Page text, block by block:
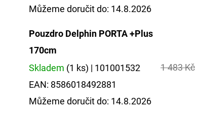
Můžeme doručit do: 14.8.2026
Pouzdro Delphin PORTA +Plus
170cm
Skladem (1 ks) | 101001532
EAN: 8586018492881
Můžeme doručit do: 14.8.2026
1 483 Kč